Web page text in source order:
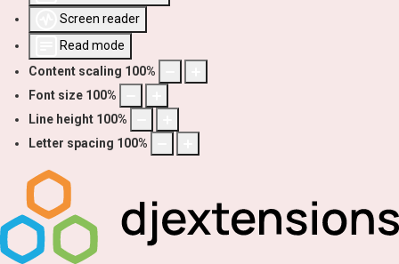
Screen reader
Read mode
Content scaling 100%
Font size 100%
Line height 100%
Letter spacing 100%